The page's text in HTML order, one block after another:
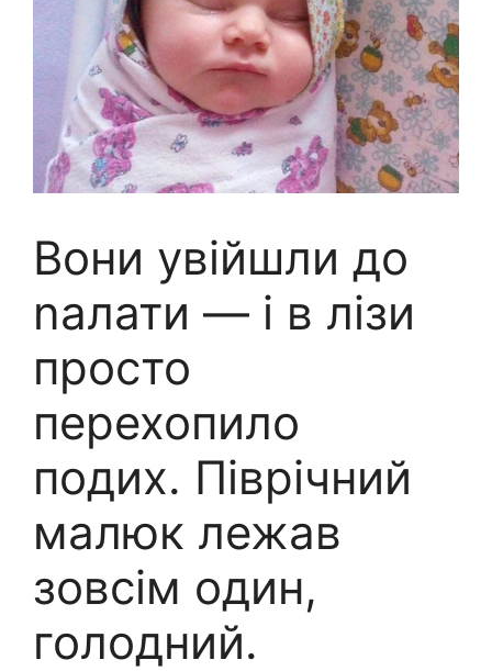
Вони увійшли до
nалати — і в лізи
просто
перехопило
подих. Піврічний
малюк лежав
зовсім один,
голодний.